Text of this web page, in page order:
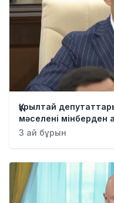
Әлемде
Қоғам
Білім және Ғылым
Ауа райы
Денсаулық
Бизнес
Құрылтай
мәселені мінберден
3 ай бұрын